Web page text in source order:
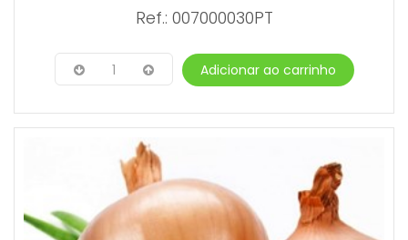
Ref.: 007000030PT
1 Adicionar ao carrinho